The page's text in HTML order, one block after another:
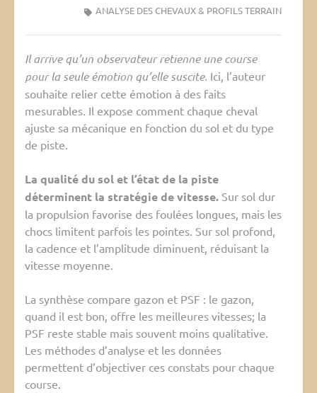
ANALYSE DES CHEVAUX & PROFILS TERRAIN
Il arrive qu’un observateur retienne une course
pour la seule émotion qu’elle suscite. Ici, l’auteur
souhaite relier cette émotion à des faits
mesurables. Il expose comment chaque cheval
ajuste sa mécanique en fonction du sol et du type
de piste.
La qualité du sol et l’état de la piste
déterminent la stratégie de vitesse. Sur sol dur
la propulsion favorise des foulées longues, mais les
chocs limitent parfois les pointes. Sur sol profond,
la cadence et l’amplitude diminuent, réduisant la
vitesse moyenne.
La synthèse compare gazon et PSF : le gazon,
quand il est bon, offre les meilleures vitesses; la
PSF reste stable mais souvent moins qualitative.
Les méthodes d’analyse et les données
permettent d’objectiver ces constats pour chaque
course.